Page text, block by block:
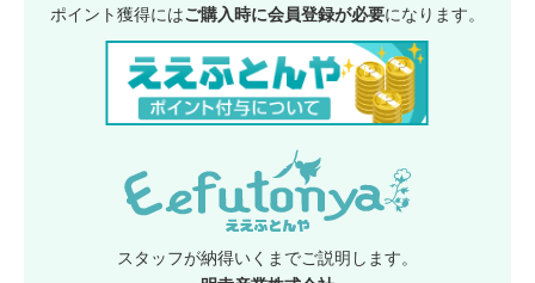
ポイント獲得にはご購入時に会員登録が必要になります。
スタッフが納得いくまでご説明します。